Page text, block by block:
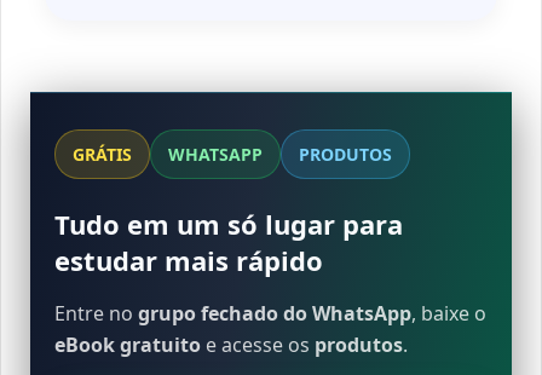
GRÁTIS WHATSAPP PRODUTOS
Tudo em um só lugar para
estudar mais rápido
Entre no grupo fechado do WhatsApp, baixe o
eBook gratuito e acesse os produtos.